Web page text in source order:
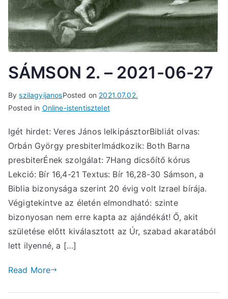
SÁMSON 2. – 2021-06-27
ByszilagyijanosPosted on 2021.07.02.
Posted in Online-istentisztelet
Igét hirdet: Veres János lelkipásztorBibliát olvas:
Orbán György presbiterImádkozik: Both Barna
presbiterÉnek szolgálat: 7Hang dicsőítő kórus
Lekció: Bír 16,4-21 Textus: Bír 16,28-30 Sámson, a
Biblia bizonysága szerint 20 évig volt Izrael bírája.
Végigtekintve az életén elmondható: szinte
bizonyosan nem erre kapta az ajándékát! Ő, akit
születése előtt kiválasztott az Úr, szabad akaratából
lett ilyenné, a […]
Read More